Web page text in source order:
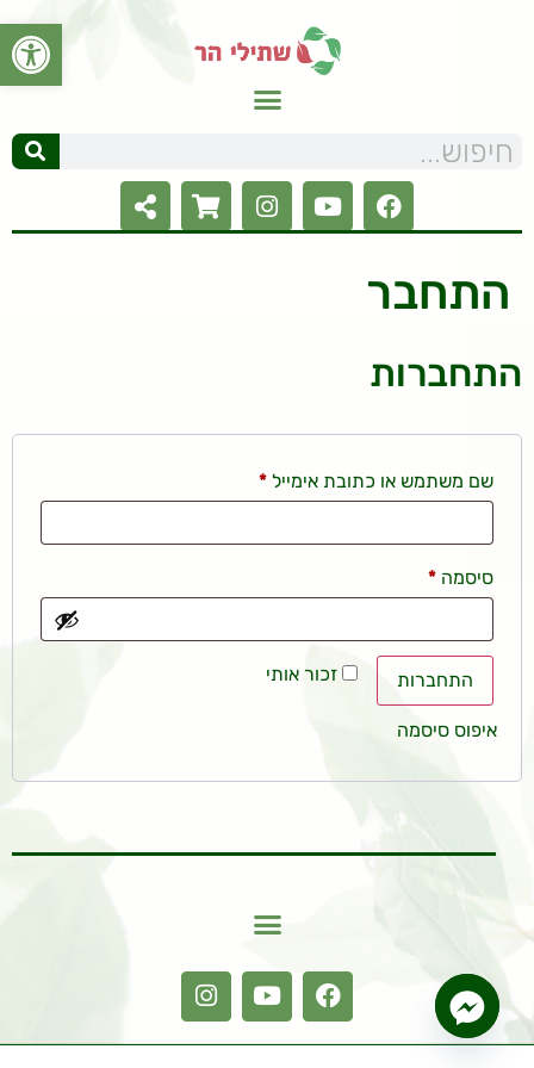
פתח
התחבר
התחברות
שם משתמש או כתובת אימייל *
סיסמה *
זכור אותי התחברות
איפוס סיסמה